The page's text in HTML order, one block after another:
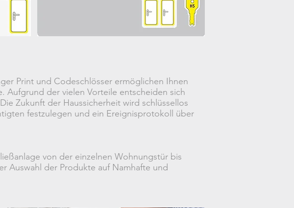
Print und Codeschlösser ermöglichen Ihnen
Aufgrund der vielen Vorteile entscheiden sich
Zukunft der Haussicherheit wird schlüssellos
festzulegen und ein Ereignisprotokoll über
von der einzelnen Wohnungstür bis
Auswahl der Produkte auf Namhafte und